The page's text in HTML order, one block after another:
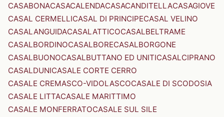
CASABONACASACALENDACASACANDITELLACASAGIOVE
CASAL CERMELLICASAL DI PRINCIPECASAL VELINO
CASALANGUIDACASALATTICOCASALBELTRAME
CASALBORDINOCASALBORECASALBORGONE
CASALBUONOCASALBUTTANO ED UNITICASALCIPRANO
CASALDUNICASALE CORTE CERRO
CASALE CREMASCO-VIDOLASCOCASALE DI SCODOSIA
CASALE LITTACASALE MARITTIMO
CASALE MONFERRATOCASALE SUL SILE